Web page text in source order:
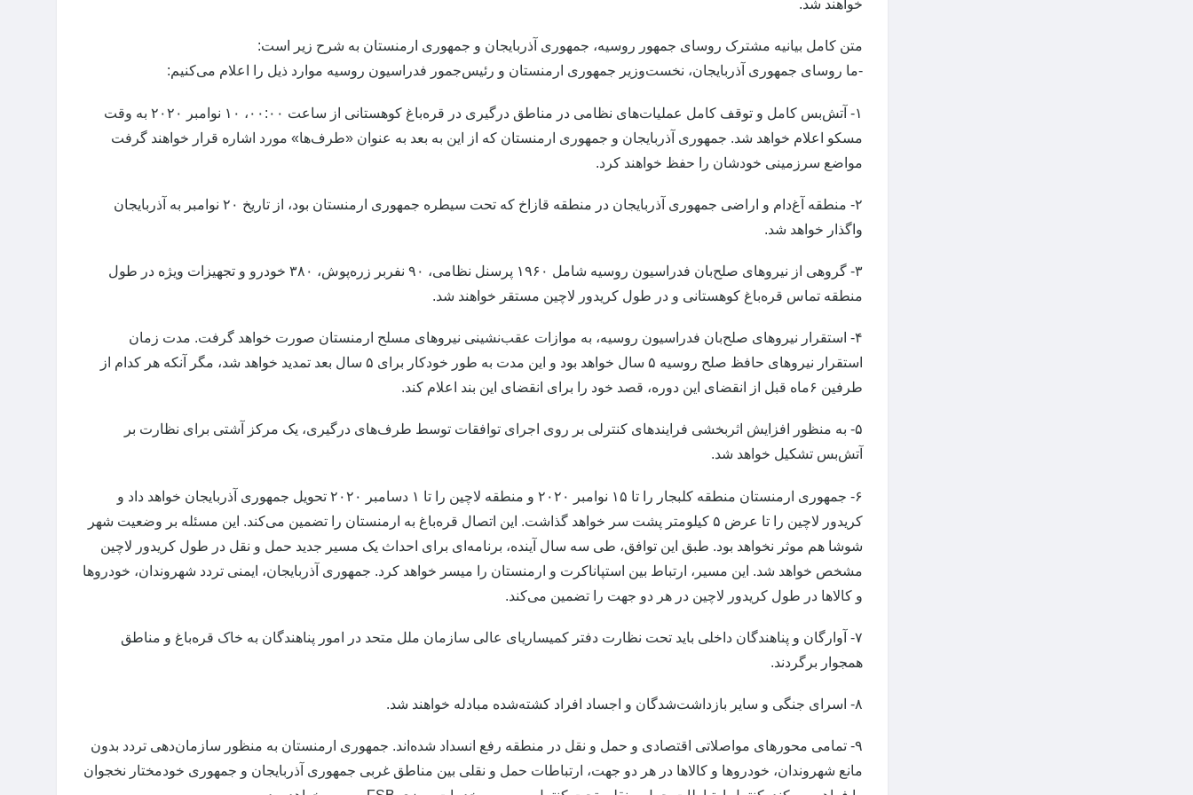
خواهند شد.
متن کامل بیانیه مشترک روسای جمهور روسیه، جمهوری آذربایجان و جمهوری ارمنستان به شرح زیر است:
-ما روسای جمهوری آذربایجان، نخست‌وزیر جمهوری ارمنستان و رئیس‌جمور فدراسیون روسیه موارد ذیل را اعلام می‌کنیم:
۱- آتش‌بس کامل و توقف کامل عملیات‌های نظامی در مناطق درگیری در قره‌باغ کوهستانی از ساعت ۰۰:۰۰، ۱۰ نوامبر ۲۰۲۰ به وقت
مسکو اعلام خواهد شد. جمهوری آذربایجان و جمهوری ارمنستان که از این به بعد به عنوان «طرف‌ها» مورد اشاره قرار خواهند گرفت
مواضع سرزمینی خودشان را حفظ خواهند کرد.
۲- منطقه آغ‌دام و اراضی جمهوری آذربایجان در منطقه قازاخ که تحت سیطره جمهوری ارمنستان بود، از تاریخ ۲۰ نوامبر به آذربایجان
واگذار خواهد شد.
۳- گروهی از نیروهای صلح‌بان فدراسیون روسیه شامل ۱۹۶۰ پرسنل نظامی، ۹۰ نفربر زره‌پوش، ۳۸۰ خودرو و تجهیزات ویژه در طول
منطقه تماس قره‌باغ کوهستانی و در طول کریدور لاچین مستقر خواهند شد.
۴- استقرار نیروهای صلح‌بان فدراسیون روسیه، به موازات عقب‌نشینی نیروهای مسلح ارمنستان صورت خواهد گرفت. مدت زمان
استقرار نیروهای حافظ صلح روسیه ۵ سال خواهد بود و این مدت به طور خودکار برای ۵ سال بعد تمدید خواهد شد، مگر آنکه هر کدام از
طرفین ۶ماه قبل از انقضای این دوره، قصد خود را برای انقضای این بند اعلام کند.
۵- به منظور افزایش اثربخشی فرایندهای کنترلی بر روی اجرای توافقات توسط طرف‌های درگیری، یک مرکز آشتی برای نظارت بر
آتش‌‌بس تشکیل خواهد شد.
۶- جمهوری ارمنستان منطقه کلبجار را تا ۱۵ نوامبر ۲۰۲۰ و منطقه لاچین را تا ۱ دسامبر ۲۰۲۰ تحویل جمهوری آذربایجان خواهد داد و
کریدور لاچین را تا عرض ۵ کیلومتر پشت سر خواهد گذاشت. این اتصال قره‌باغ به ارمنستان را تضمین می‌کند. این مسئله بر وضعیت شهر
شوشا هم موثر نخواهد بود. طبق این توافق، طی سه سال آینده، برنامه‌ای برای احداث یک مسیر جدید حمل و نقل در طول کریدور لاچین
مشخص خواهد شد. این مسیر، ارتباط بین استپاناکرت و ارمنستان را میسر خواهد کرد. جمهوری آذربایجان، ایمنی تردد شهروندان، خودروها
و کالاها در طول کریدور لاچین در هر دو جهت را تضمین می‌کند.
۷- آوارگان و پناهندگان داخلی باید تحت نظارت دفتر کمیساریای عالی سازمان ملل متحد در امور پناهندگان به خاک قره‌باغ و مناطق
همجوار برگردند.
۸- اسرای جنگی و سایر بازداشت‌شدگان و اجساد افراد کشته‌شده مبادله خواهند شد.
۹- تمامی محورهای مواصلاتی اقتصادی و حمل و نقل در منطقه رفع انسداد شده‌اند. جمهوری‌ ارمنستان به منظور سازمان‌دهی تردد بدون
مانع شهروندان، خودروها و کالاها در هر دو جهت، ارتباطات حمل و نقلی بین مناطق غربی جمهوری آذربایجان و جمهوری خودمختار نخجوان